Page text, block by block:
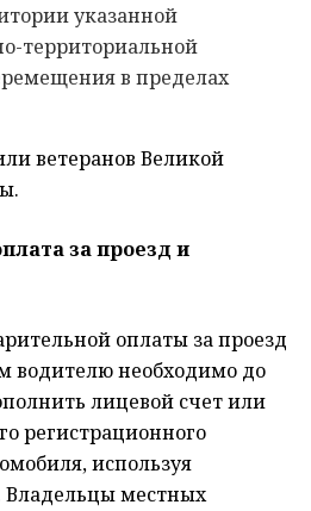
указанной
территориальной
в пределах
ветеранов Великой
за проезд и
оплаты за проезд
водителю необходимо до
лицевой счет или
регистрационного
используя
местных